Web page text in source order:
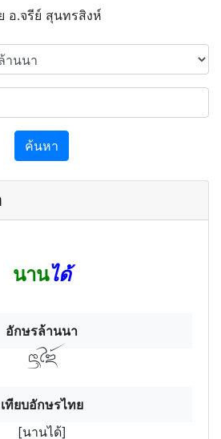
อ.จรีย์​ สุนทรสิงห์
ค้นหา
นานได้
อักษรล้านนา
นาฯได้
เทียบอักษรไทย
[นานได้]